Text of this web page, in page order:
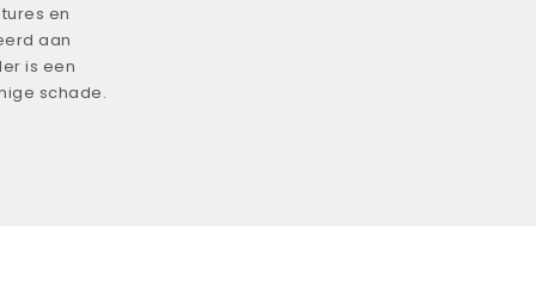
en
aan
is een
schade.